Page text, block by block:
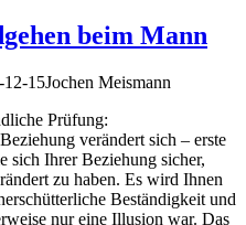
beim Mann
12-15Jochen Meismann
Prüfung:
verändert sich – erste
sich Ihrer Beziehung sicher,
zu haben. Es wird Ihnen
Beständigkeit und
nur eine Illusion war. Das